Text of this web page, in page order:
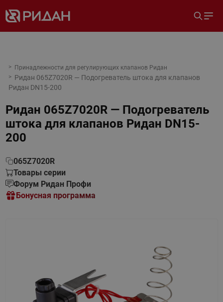
Принадлежности для регулирующих клапанов Ридан
Ридан 065Z7020R — Подогреватель штока для клапанов
Ридан DN15-200
Ридан 065Z7020R — Подогреватель
штока для клапанов Ридан DN15-
200
065Z7020R
Товары серии
Форум Ридан Профи
Бонусная программа
Назад